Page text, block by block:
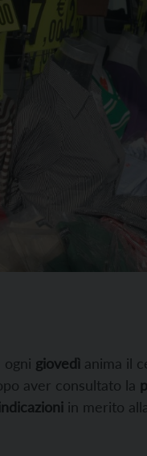
ogni giovedì anima il
aver consultato la
in merito